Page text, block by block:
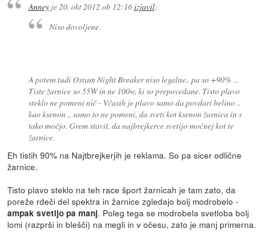
Anneyje20. okt 2012 ob 12:16izjavil:
Niso dovoljene.
A potem tudi Osram Night Breaker niso legalne.. pa so +90% ...
Tiste žarnice so 55W in ne 100w, ki so prepovedane. Tisto plavo
steklo ne pomeni nič - Včasih je plavo samo da povdari belino ..
kao ksenon .. samo to ne pomeni, da sveti kot ksenon žarnica in s
tako močjo. Grem stavit, da najbrejkerce svetijo močnej kot te
žarnice.
Eh tistih 90% na Najtbrejkerjih je reklama. So pa sicer odlične
žarnice.
Tisto plavo steklo na teh race šport žarnicah je tam zato, da
poreže rdeči del spektra in žarnice zgledajo bolj modrobelo -
ampak svetijo pa manj. Poleg tega se modrobela svetloba bolj
lomi (razprši in blešči) na megli in v očesu, zato je manj primerna.